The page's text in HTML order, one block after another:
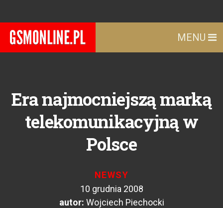
MENU
Era najmocniejszą marką
telekomunikacyjną w
Polsce
NEWSY
10 grudnia 2008
autor: Wojciech Piechocki